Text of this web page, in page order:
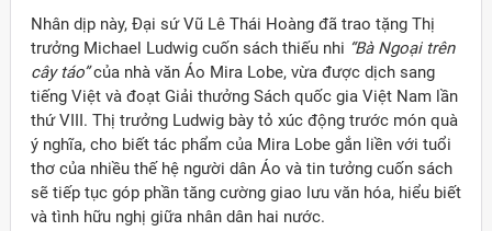
Nhân dịp này, Đại sứ Vũ Lê Thái Hoàng đã trao tặng Thị
trưởng Michael Ludwig cuốn sách thiếu nhi “Bà Ngoại trên
cây táo”của nhà văn Áo Mira Lobe, vừa được dịch sang
tiếng Việt và đoạt Giải thưởng Sách quốc gia Việt Nam lần
thứ VIII. Thị trưởng Ludwig bày tỏ xúc động trước món quà
ý nghĩa, cho biết tác phẩm của Mira Lobe gắn liền với tuổi
thơ của nhiều thế hệ người dân Áo và tin tưởng cuốn sách
sẽ tiếp tục góp phần tăng cường giao lưu văn hóa, hiểu biết
và tình hữu nghị giữa nhân dân hai nước.